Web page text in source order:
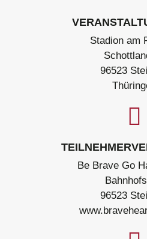
Stadion am
96523
Be Brave Go
96523